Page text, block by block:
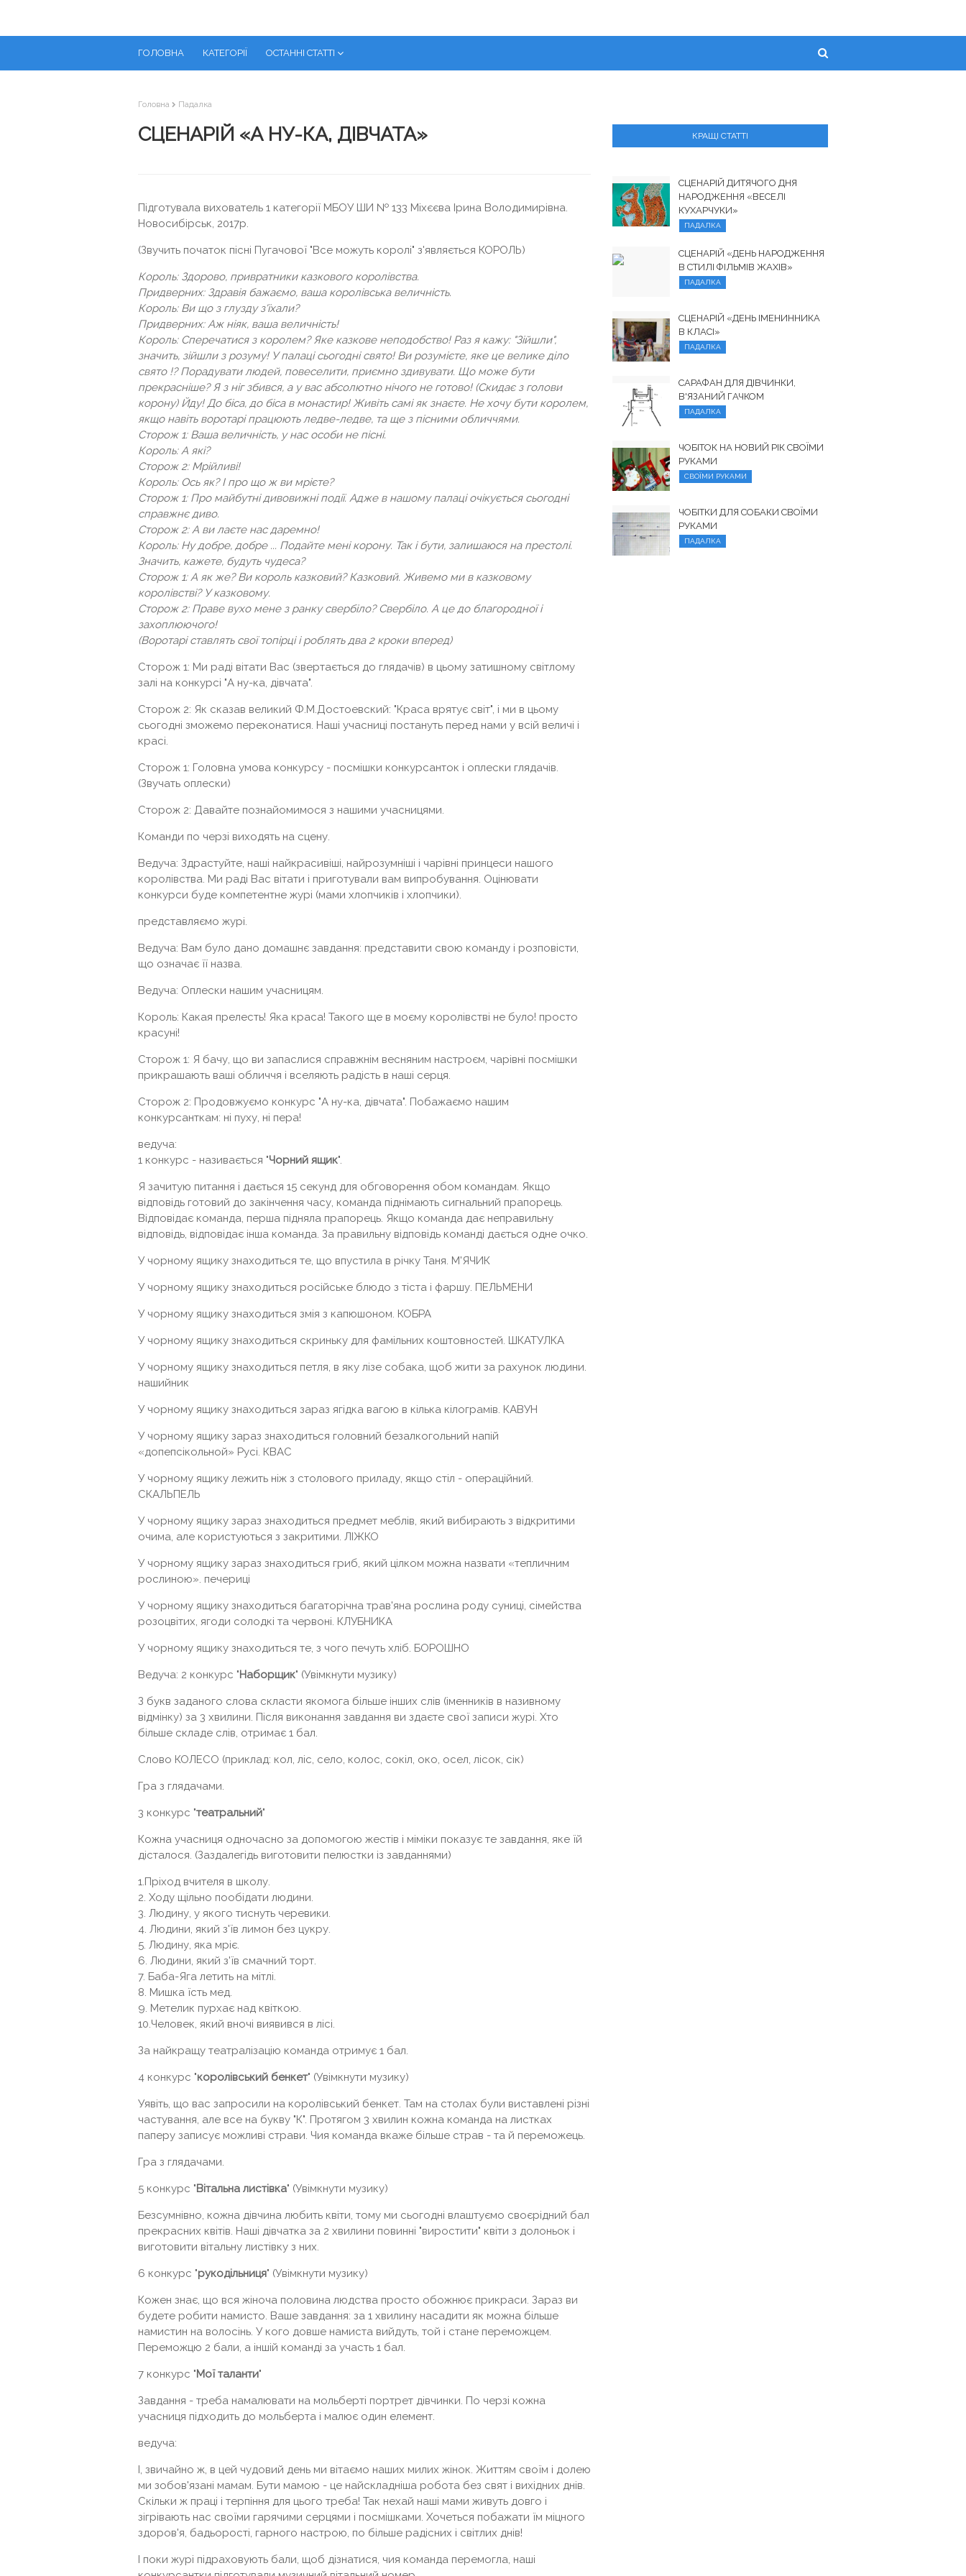
ГОЛОВНА КАТЕГОРІЇ ОСТАННІ СТАТТІ
Головна Падалка
СЦЕНАРІЙ «А НУ-КА, ДІВЧАТА»
Підготувала вихователь 1 категорії МБОУ ШИ № 133 Міхєєва Ірина Володимирівна.
Новосибірськ, 2017р.
(Звучить початок пісні Пугачової "Все можуть королі" з'являється КОРОЛЬ)
Король: Здорово, привратники казкового королівства.
Придверних: Здравія бажаємо, ваша королівська величність.
Король: Ви що з глузду з'їхали?
Придверних: Аж ніяк, ваша величність!
Король: Сперечатися з королем? Яке казкове неподобство! Раз я кажу: "Зійшли",
значить, зійшли з розуму! У палаці сьогодні свято! Ви розумієте, яке це велике діло
свято !? Порадувати людей, повеселити, приємно здивувати. Що може бути
прекрасніше? Я з ніг збився, а у вас абсолютно нічого не готово! (Скидає з голови
корону) Йду! До біса, до біса в монастир! Живіть самі як знаєте. Не хочу бути королем,
якщо навіть воротарі працюють ледве-ледве, та ще з пісними обличчями.
Сторож 1: Ваша величність, у нас особи не пісні.
Король: А які?
Сторож 2: Мрійливі!
Король: Ось як? І про що ж ви мрієте?
Сторож 1: Про майбутні дивовижні події. Адже в нашому палаці очікується сьогодні
справжнє диво.
Сторож 2: А ви лаєте нас даремно!
Король: Ну добре, добре ... Подайте мені корону. Так і бути, залишаюся на престолі.
Значить, кажете, будуть чудеса?
Сторож 1: А як же? Ви король казковий? Казковий. Живемо ми в казковому
королівстві? У казковому.
Сторож 2: Праве вухо мене з ранку свербіло? Свербіло. А це до благородної і
захоплюючого!
(Воротарі ставлять свої топірці і роблять два 2 кроки вперед)
Сторож 1: Ми раді вітати Вас (звертається до глядачів) в цьому затишному світлому
залі на конкурсі "А ну-ка, дівчата".
Сторож 2: Як сказав великий Ф.М.Достоевский: "Краса врятує світ", і ми в цьому
сьогодні зможемо переконатися. Наші учасниці постануть перед нами у всій величі і
красі.
Сторож 1: Головна умова конкурсу - посмішки конкурсанток і оплески глядачів.
(Звучать оплески)
Сторож 2: Давайте познайомимося з нашими учасницями.
Команди по черзі виходять на сцену.
Ведуча: Здрастуйте, наші найкрасивіші, найрозумніші і чарівні принцеси нашого
королівства. Ми раді Вас вітати і приготували вам випробування. Оцінювати
конкурси буде компетентне журі (мами хлопчиків і хлопчики).
представляємо журі.
Ведуча: Вам було дано домашнє завдання: представити свою команду і розповісти,
що означає її назва.
Ведуча: Оплески нашим учасницям.
Король: Какая прелесть! Яка краса! Такого ще в моєму королівстві не було! просто
красуні!
Сторож 1: Я бачу, що ви запаслися справжнім весняним настроєм, чарівні посмішки
прикрашають ваші обличчя і вселяють радість в наші серця.
Сторож 2: Продовжуємо конкурс "А ну-ка, дівчата". Побажаємо нашим
конкурсанткам: ні пуху, ні пера!
ведуча:
1 конкурс - називається "Чорний ящик".
Я зачитую питання і дається 15 секунд для обговорення обом командам. Якщо
відповідь готовий до закінчення часу, команда піднімають сигнальний прапорець.
Відповідає команда, перша підняла прапорець. Якщо команда дає неправильну
відповідь, відповідає інша команда. За правильну відповідь команді дається одне очко.
У чорному ящику знаходиться те, що впустила в річку Таня. М'ЯЧИК
У чорному ящику знаходиться російське блюдо з тіста і фаршу. ПЕЛЬМЕНИ
У чорному ящику знаходиться змія з капюшоном. КОБРА
У чорному ящику знаходиться скриньку для фамільних коштовностей. ШКАТУЛКА
У чорному ящику знаходиться петля, в яку лізе собака, щоб жити за рахунок людини.
нашийник
У чорному ящику знаходиться зараз ягідка вагою в кілька кілограмів. КАВУН
У чорному ящику зараз знаходиться головний безалкогольний напій
«допепсікольной» Русі. КВАС
У чорному ящику лежить ніж з столового приладу, якщо стіл - операційний.
СКАЛЬПЕЛЬ
У чорному ящику зараз знаходиться предмет меблів, який вибирають з відкритими
очима, але користуються з закритими. ЛІЖКО
У чорному ящику зараз знаходиться гриб, який цілком можна назвати «тепличним
рослиною». печериці
У чорному ящику знаходиться багаторічна трав'яна рослина роду суниці, сімейства
розоцвітих, ягоди солодкі та червоні. КЛУБНИКА
У чорному ящику знаходиться те, з чого печуть хліб. БОРОШНО
Ведуча: 2 конкурс "Наборщик" (Увімкнути музику)
З букв заданого слова скласти якомога більше інших слів (іменників в називному
відмінку) за 3 хвилини. Після виконання завдання ви здаєте свої записи журі. Хто
більше складе слів, отримає 1 бал.
Слово КОЛЕСО (приклад: кол, ліс, село, колос, сокіл, око, осел, лісок, сік)
Гра з глядачами.
3 конкурс "театральний"
Кожна учасниця одночасно за допомогою жестів і міміки показує те завдання, яке їй
дісталося. (Заздалегідь виготовити пелюстки із завданнями)
1.Пріход вчителя в школу.
2. Ходу щільно пообідати людини.
3. Людину, у якого тиснуть черевики.
4. Людини, який з'їв лимон без цукру.
5. Людину, яка мріє.
6. Людини, який з'їв смачний торт.
7. Баба-Яга летить на мітлі.
8. Мишка їсть мед.
9. Метелик пурхає над квіткою.
10.Человек, який вночі виявився в лісі.
За найкращу театралізацію команда отримує 1 бал.
4 конкурс "королівський бенкет" (Увімкнути музику)
Уявіть, що вас запросили на королівський бенкет. Там на столах були виставлені різні
частування, але все на букву "К". Протягом 3 хвилин кожна команда на листках
паперу записує можливі страви. Чия команда вкаже більше страв - та й переможець.
Гра з глядачами.
5 конкурс "Вітальна листівка" (Увімкнути музику)
Безсумнівно, кожна дівчина любить квіти, тому ми сьогодні влаштуємо своєрідний бал
прекрасних квітів. Наші дівчатка за 2 хвилини повинні "виростити" квіти з долоньок і
виготовити вітальну листівку з них.
6 конкурс "рукодільниця" (Увімкнути музику)
Кожен знає, що вся жіноча половина людства просто обожнює прикраси. Зараз ви
будете робити намисто. Ваше завдання: за 1 хвилину насадити як можна більше
намистин на волосінь. У кого довше намиста вийдуть, той і стане переможцем.
Переможцю 2 бали, а іншій команді за участь 1 бал.
7 конкурс "Мої таланти"
Завдання - треба намалювати на мольберті портрет дівчинки. По черзі кожна
учасниця підходить до мольберта і малює один елемент.
ведуча:
І, звичайно ж, в цей чудовий день ми вітаємо наших милих жінок. Життям своїм і долею
ми зобов'язані мамам. Бути мамою - це найскладніша робота без свят і вихідних днів.
Скільки ж праці і терпіння для цього треба! Так нехай наші мами живуть довго і
зігрівають нас своїми гарячими серцями і посмішками. Хочеться побажати їм міцного
здоров'я, бадьорості, гарного настрою, по більше радісних і світлих днів!
І поки журі підраховують бали, щоб дізнатися, чия команда перемогла, наші
КРАЩІ СТАТТІ
СЦЕНАРІЙ ДИТЯЧОГО ДНЯ
НАРОДЖЕННЯ «ВЕСЕЛІ
КУХАРЧУКИ»
ПАДАЛКА
СЦЕНАРІЙ «ДЕНЬ НАРОДЖЕННЯ
В СТИЛІ ФІЛЬМІВ ЖАХІВ»
ПАДАЛКА
СЦЕНАРІЙ «ДЕНЬ ІМЕНИННИКА
В КЛАСІ»
ПАДАЛКА
САРАФАН ДЛЯ ДІВЧИНКИ,
В'ЯЗАНИЙ ГАЧКОМ
ПАДАЛКА
ЧОБІТОК НА НОВИЙ РІК СВОЇМИ
РУКАМИ
СВОЇМИ РУКАМИ
ЧОБІТКИ ДЛЯ СОБАКИ СВОЇМИ
РУКАМИ
ПАДАЛКА